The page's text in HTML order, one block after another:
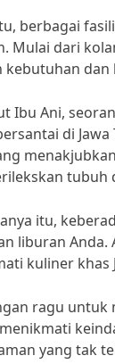
berbagai
Mulai dari
kebutuhan
Ibu Ani,
di
tubuh
itu,
liburan Anda.
kuliner khas
ragu
yang tak